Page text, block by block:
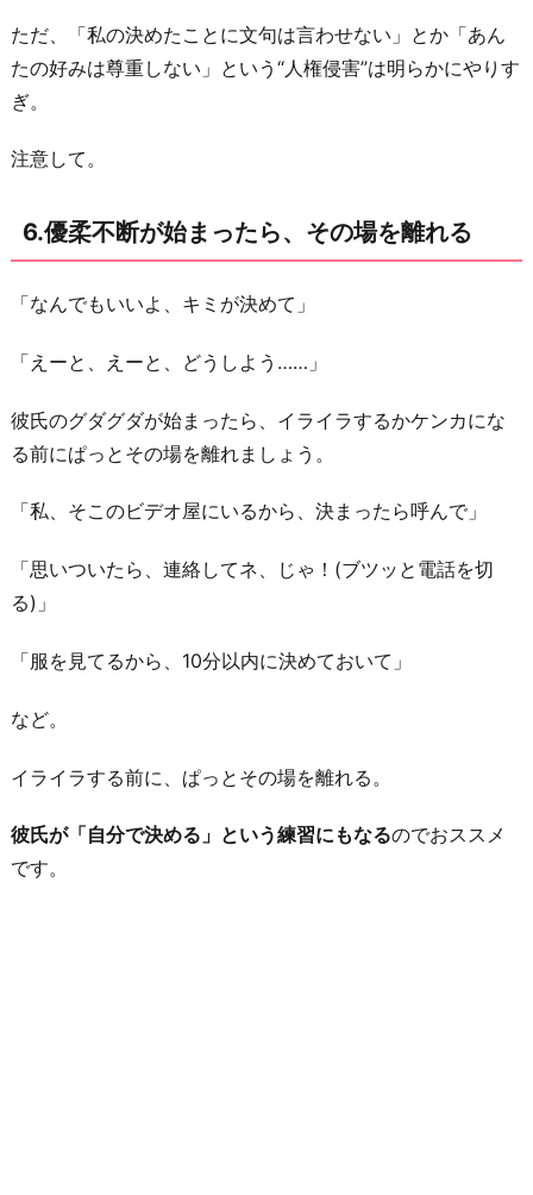
ただ、「私の決めたことに文句は言わせない」とか「あん
たの好みは尊重しない」という“人権侵害”は明らかにやりす
ぎ。
注意して。
6.優柔不断が始まったら、その場を離れる
「なんでもいいよ、キミが決めて」
「えーと、えーと、どうしよう……」
彼氏のグダグダが始まったら、イライラするかケンカにな
る前にぱっとその場を離れましょう。
「私、そこのビデオ屋にいるから、決まったら呼んで」
「思いついたら、連絡してネ、じゃ！(ブツッと電話を切
る)」
「服を見てるから、10分以内に決めておいて」
など。
イライラする前に、ぱっとその場を離れる。
彼氏が「自分で決める」という練習にもなるのでおススメ
です。